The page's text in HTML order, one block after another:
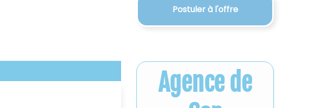
Postuler à l'offre
Agence de